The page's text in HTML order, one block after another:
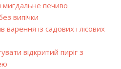
мигдальне печиво
випічки
варення із садових і лісових
відкритий пиріг з